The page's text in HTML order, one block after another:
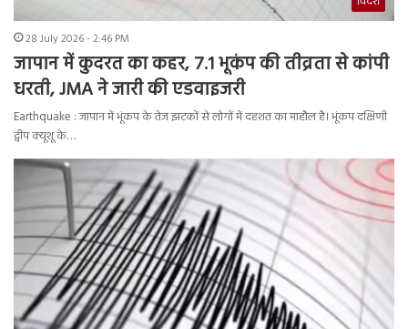
28 July 2026 - 2:46 PM
जापान में कुदरत का कहर, 7.1 भूकंप की तीव्रता से कांपी
धरती, JMA ने जारी की एडवाइजरी
Earthquake : जापान में भूंकप के तेज झटकों से लोगों में दहशत का माहौल है। भूंकप दक्षिणी
द्वीप क्यूशू के…